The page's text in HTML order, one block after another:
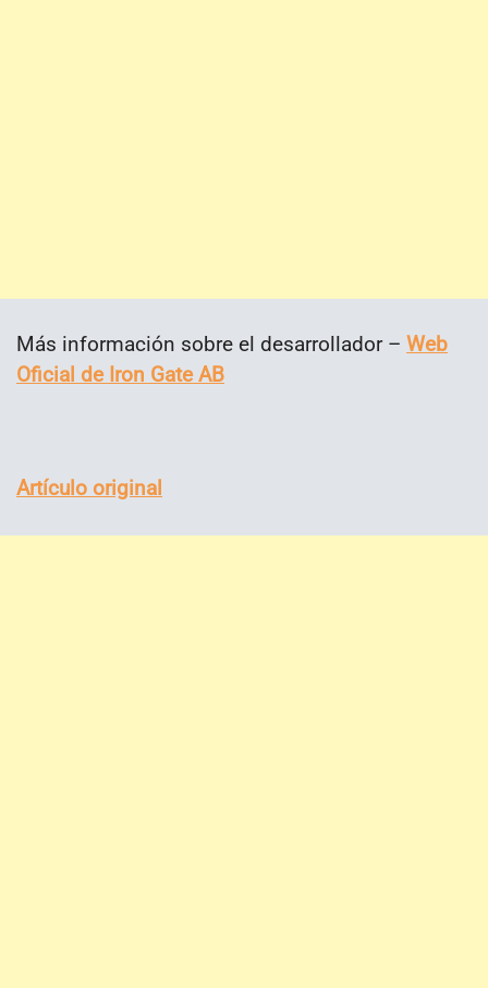
Más información sobre el desarrollador – Web
Oficial de Iron Gate AB
Artículo original